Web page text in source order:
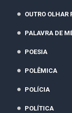
OUTRO OLHAR
PALAVRA DE
POESIA
POLÊMICA
POLÍCIA
POLÍTICA